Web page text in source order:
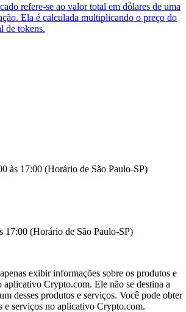
refere-se ao valor total em dólares de uma
Ela é calculada multiplicando o preço do
de tokens.
às 17:00 (Horário de São Paulo-SP)
17:00 (Horário de São Paulo-SP)
exibir informações sobre os produtos e
aplicativo Crypto.com. Ele não se destina a
desses produtos e serviços. Você pode obter
e serviços no aplicativo Crypto.com.